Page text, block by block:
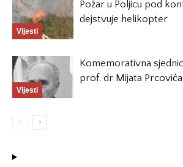
Vijesti
Požar u Poljicu pod
dejstvuje helikopter
Vijesti
Komemorativna
prof. dr Mijata Prcovića